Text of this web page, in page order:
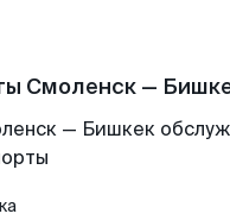
Смоленск —
— Бишкек